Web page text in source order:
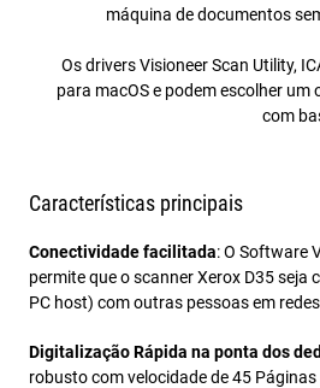
máquina de documentos
Os drivers Visioneer Scan Utility,
para macOS e podem escolher
com
Características principais
Conectividade facilitada: O Software
permite que o scanner Xerox D35
PC host) com outras pessoas em
Digitalização Rápida na ponta dos
robusto com velocidade de 45